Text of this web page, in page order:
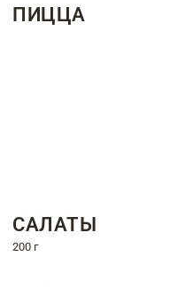
ПИЦЦА
САЛАТЫ
200 г